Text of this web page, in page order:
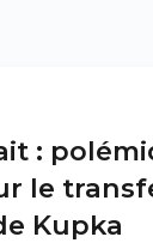
:
le
Kupka